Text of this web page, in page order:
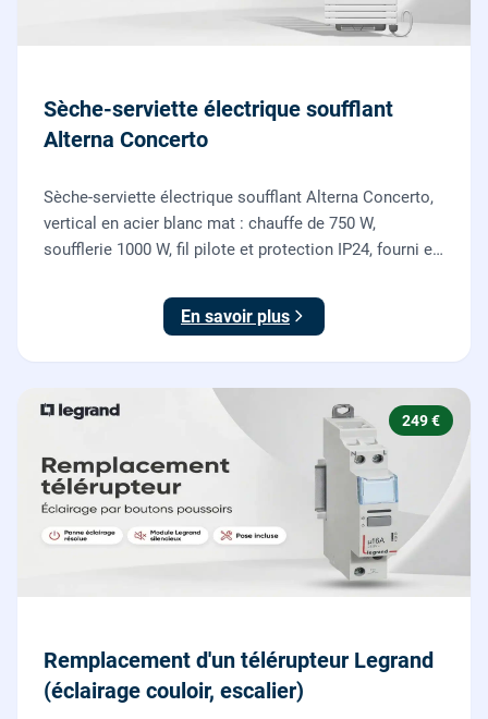
Sèche-serviette électrique soufflant
Alterna Concerto
Sèche-serviette électrique soufflant Alterna Concerto,
vertical en acier blanc mat : chauffe de 750 W,
soufflerie 1000 W, fil pilote et protection IP24, fourni et
En savoir plus
249 €
Remplacement d'un télérupteur Legrand
(éclairage couloir, escalier)